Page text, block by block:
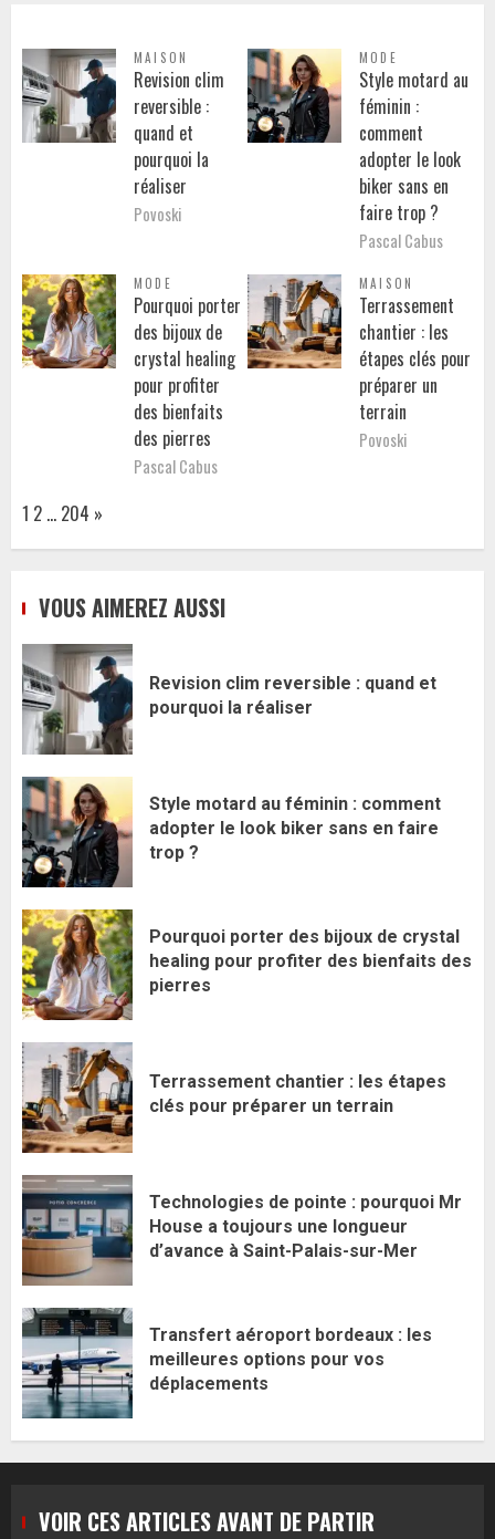
MAISON
Revision clim
reversible :
quand et
pourquoi la
réaliser
Povoski
MODE
Style motard au
féminin :
comment
adopter le look
biker sans en
faire trop ?
Pascal Cabus
MODE
Pourquoi porter
des bijoux de
crystal healing
pour profiter
des bienfaits
des pierres
Pascal Cabus
MAISON
Terrassement
chantier : les
étapes clés pour
préparer un
terrain
Povoski
Page:
1 2 … 204 Next
»
VOUS AIMEREZ AUSSI
Revision clim reversible : quand et
pourquoi la réaliser
Style motard au féminin : comment
adopter le look biker sans en faire
trop ?
Pourquoi porter des bijoux de crystal
healing pour profiter des bienfaits des
pierres
Terrassement chantier : les étapes
clés pour préparer un terrain
Technologies de pointe : pourquoi Mr
House a toujours une longueur
d’avance à Saint-Palais-sur-Mer
Transfert aéroport bordeaux : les
meilleures options pour vos
déplacements
VOIR CES ARTICLES AVANT DE PARTIR